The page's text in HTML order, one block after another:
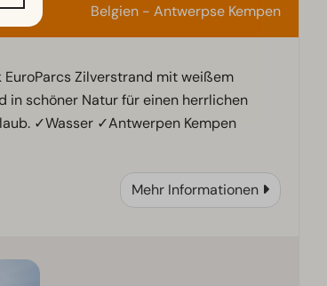
Belgien - Antwerpse Kempen
EuroParcs Zilverstrand mit weißem
in schöner Natur für einen herrlichen
✓Wasser ✓Antwerpen Kempen
Mehr Informationen